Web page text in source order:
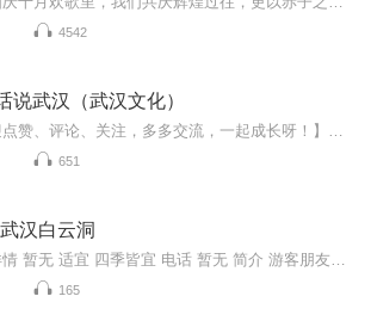
4542
说武汉（武汉文化）
651
汉白云洞
165